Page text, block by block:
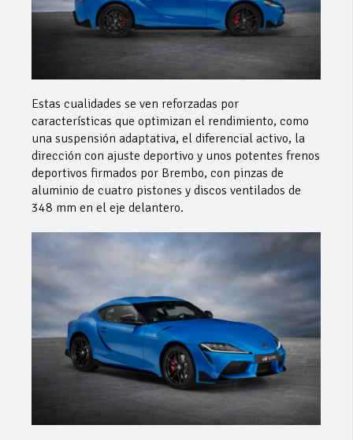
Estas cualidades se ven reforzadas por
características que optimizan el rendimiento, como
una suspensión adaptativa, el diferencial activo, la
dirección con ajuste deportivo y unos potentes frenos
deportivos firmados por Brembo, con pinzas de
aluminio de cuatro pistones y discos ventilados de
348 mm en el eje delantero.